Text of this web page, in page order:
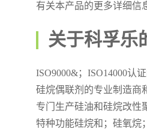
有关本产品的更多详细信
关于科孚乐
ISO9000&；ISO14000认
硅烷偶联剂的专业制造商
专门生产硅油和硅烷改性
特种功能硅烷和；硅氧烷；